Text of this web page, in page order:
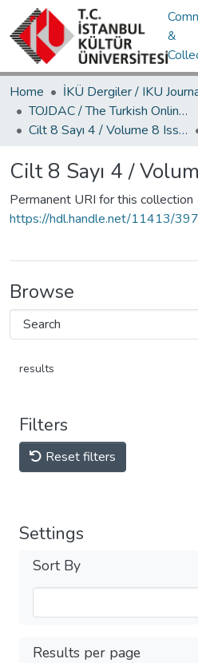
&
Home
İKÜ Dergiler / IKU
TOJDAC / The Turkish Online Journal of Design Art and Communication
Cilt 8 Sayı 4 / Volume 8 Issue 4
Cilt 8 Sayı 4 /
Permanent URI for this collection
https://hdl.handle.net/11413/
Browse
results
Filters
Reset filters
Settings
Sort By
Results per page